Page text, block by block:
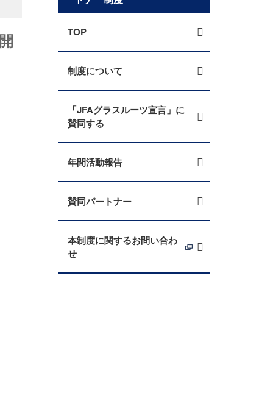
TOP
制度について
「JFAグラスルーツ宣言」に
賛同する
年間活動報告
賛同パートナー
本制度に関するお問い合わ
せ